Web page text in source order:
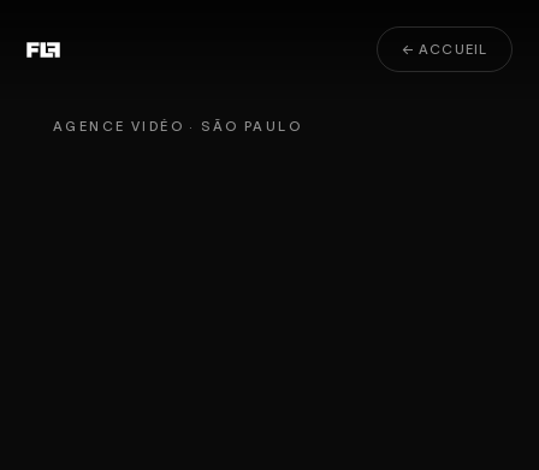
← ACCUEIL
AGENCE VIDÉO · SÃO PAULO